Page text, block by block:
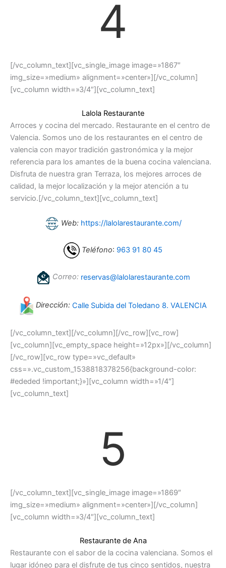
4
[/vc_column_text][vc_single_image image=»1867″
img_size=»medium» alignment=»center»][/vc_column]
[vc_column width=»3/4″][vc_column_text]
Lalola Restaurante
Arroces y cocina del mercado. Restaurante en el centro de
Valencia. Somos uno de los restaurantes en el centro de
valencia con mayor tradición gastronómica y la mejor
referencia para los amantes de la buena cocina valenciana.
Disfruta de nuestra gran Terraza, los mejores arroces de
calidad, la mejor localización y la mejor atención a tu
servicio.[/vc_column_text][vc_column_text]
Web: https://lalolarestaurante.com/
Teléfono: 963 91 80 45
Correo: reservas@lalolarestaurante.com
Dirección: Calle Subida del Toledano 8. VALENCIA
[/vc_column_text][/vc_column][/vc_row][vc_row]
[vc_column][vc_empty_space height=»12px»][/vc_column]
[/vc_row][vc_row type=»vc_default»
css=».vc_custom_1538818378256{background-color:
#ededed !important;}»][vc_column width=»1/4″]
[vc_column_text]
5
[/vc_column_text][vc_single_image image=»1869″
img_size=»medium» alignment=»center»][/vc_column]
[vc_column width=»3/4″][vc_column_text]
Restaurante de Ana
Restaurante con el sabor de la cocina valenciana. Somos el
lugar idóneo para el disfrute de tus cinco sentidos, nuestra